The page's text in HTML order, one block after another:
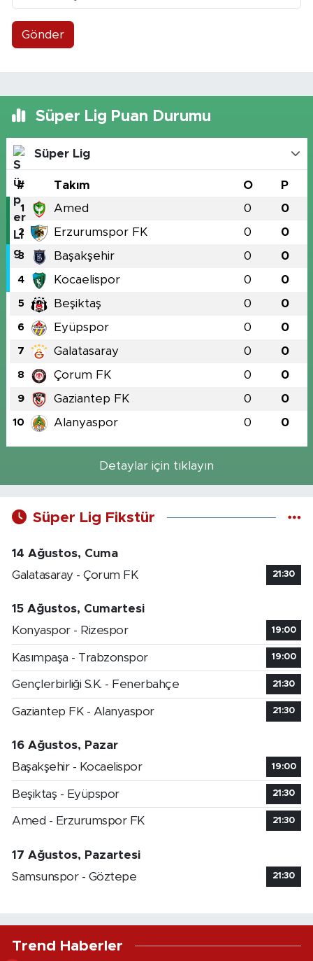
Gönder
Süper Lig Puan Durumu
Süper Lig
# Takım O P
1 Amed 0 0
2 Erzurumspor FK 0 0
3 Başakşehir 0 0
4 Kocaelispor 0 0
5 Beşiktaş 0 0
6 Eyüpspor 0 0
7 Galatasaray 0 0
8 Çorum FK 0 0
9 Gaziantep FK 0 0
10 Alanyaspor 0 0
Detaylar için tıklayın
Süper Lig Fikstür
14 Ağustos, Cuma
Galatasaray - Çorum FK
21:30
15 Ağustos, Cumartesi
Konyaspor - Rizespor
19:00
Kasımpaşa - Trabzonspor 19:00
Gençlerbirliği S.K. - Fenerbahçe 21:30
Gaziantep FK - Alanyaspor 21:30
16 Ağustos, Pazar
Başakşehir - Kocaelispor
19:00
Beşiktaş - Eyüpspor 21:30
Amed - Erzurumspor FK 21:30
17 Ağustos, Pazartesi
Samsunspor - Göztepe
21:30
Trend Haberler